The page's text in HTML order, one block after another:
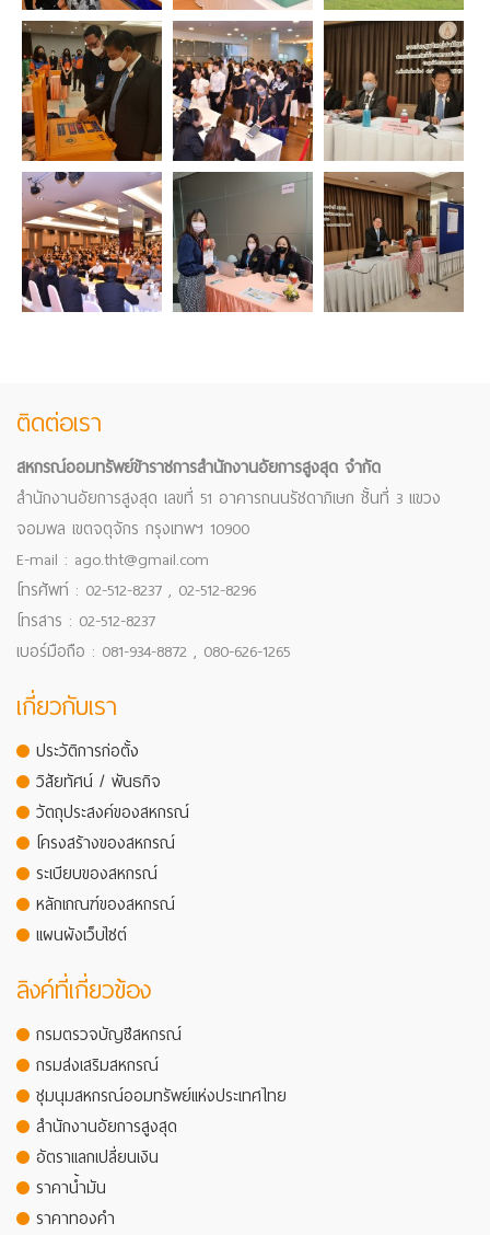
ติดต่อเรา
สหกรณ์ออมทรัพย์ข้าราชการสำนักงานอัยการสูงสุด จำกัด
สำนักงานอัยการสูงสุด เลขที่ 51 อาคารถนนรัชดาภิเษก ชั้นที่ 3 แขวง
จอมพล เขตจตุจักร กรุงเทพฯ 10900
E-mail : ago.tht@gmail.com
โทรศัพท์ : 02-512-8237 , 02-512-8296
โทรสาร : 02-512-8237
เบอร์มือถือ : 081-934-8872 , 080-626-1265
เกี่ยวกับเรา
ประวัติการก่อตั้ง
วิสัยทัศน์ / พันธกิจ
วัตถุประสงค์ของสหกรณ์
โครงสร้างของสหกรณ์
ระเบียบของสหกรณ์
หลักเกณฑ์ของสหกรณ์
แผนผังเว็บไซต์
ลิงค์ที่เกี่ยวข้อง
กรมตรวจบัญชีสหกรณ์
กรมส่งเสริมสหกรณ์
ชุมนุมสหกรณ์ออมทรัพย์แห่งประเทศไทย
สำนักงานอัยการสูงสุด
อัตราแลกเปลี่ยนเงิน
ราคาน้ำมัน
ราคาทองคำ